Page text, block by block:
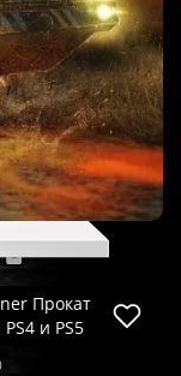
Прокат
и PS5